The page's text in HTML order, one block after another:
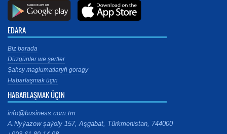
EDARA
Biz barada
Düzgünler we şertler
Şahsy maglumatlaryň goragy
Habarlaşmak üçin
HABARLAŞMAK ÜÇIN
info@business.com.tm
A.Nyýazow şaýoly 157, Aşgabat, Türkmenistan, 744000